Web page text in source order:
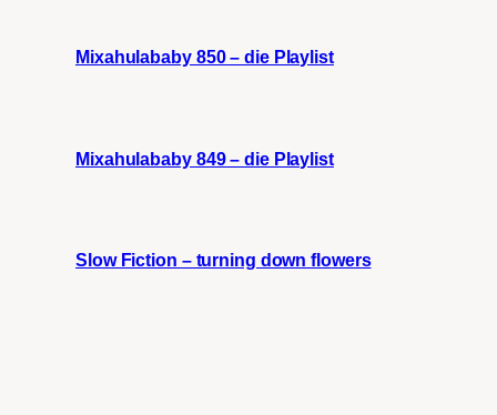
Mixahulababy 850 – die Playlist
Mixahulababy 849 – die Playlist
Slow Fiction – turning down flowers